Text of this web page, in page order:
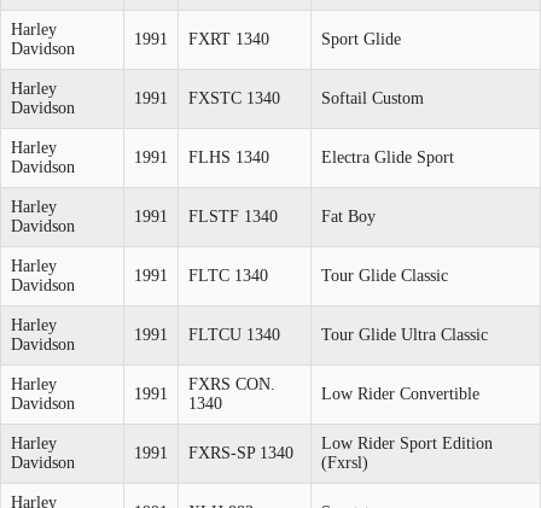
Harley
Davidson
1991 FXRT 1340 Sport Glide
Harley
Davidson
1991 FXSTC 1340 Softail Custom
Harley
Davidson
1991 FLHS 1340 Electra Glide Sport
Harley
Davidson
1991 FLSTF 1340 Fat Boy
Harley
Davidson
1991 FLTC 1340 Tour Glide Classic
Harley
Davidson
1991 FLTCU 1340 Tour Glide Ultra Classic
Harley
Davidson
1991
FXRS CON.
1340
Low Rider Convertible
Harley
Davidson
1991 FXRS-SP 1340
Low Rider Sport Edition
(Fxrsl)
Harley